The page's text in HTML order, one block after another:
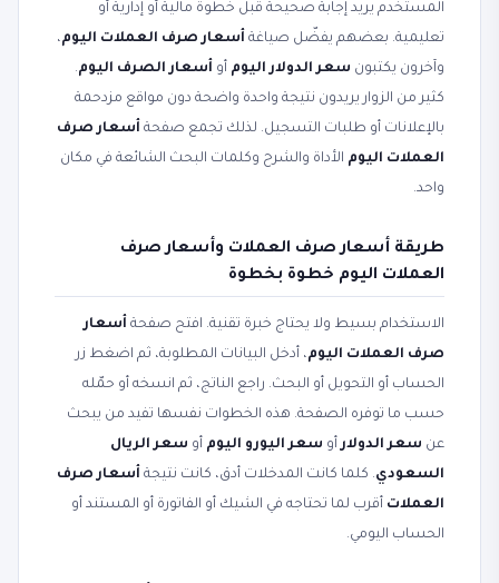
المستخدم يريد إجابة صحيحة قبل خطوة مالية أو إدارية أو
تعليمية. بعضهم يفضّل صياغة أسعار صرف العملات اليوم،
وآخرون يكتبون سعر الدولار اليوم أو أسعار الصرف اليوم.
كثير من الزوار يريدون نتيجة واحدة واضحة دون مواقع مزدحمة
بالإعلانات أو طلبات التسجيل. لذلك تجمع صفحة أسعار صرف
العملات اليوم الأداة والشرح وكلمات البحث الشائعة في مكان
واحد.
طريقة أسعار صرف العملات وأسعار صرف
العملات اليوم خطوة بخطوة
الاستخدام بسيط ولا يحتاج خبرة تقنية. افتح صفحة أسعار
صرف العملات اليوم، أدخل البيانات المطلوبة، ثم اضغط زر
الحساب أو التحويل أو البحث. راجع الناتج، ثم انسخه أو حمّله
حسب ما توفره الصفحة. هذه الخطوات نفسها تفيد من يبحث
عن سعر الدولارأو سعر اليورو اليوم أو سعر الريال
السعودي. كلما كانت المدخلات أدق، كانت نتيجة أسعار صرف
العملات أقرب لما تحتاجه في الشيك أو الفاتورة أو المستند أو
الحساب اليومي.